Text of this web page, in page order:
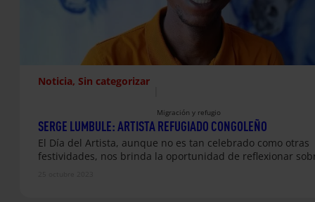
Noticia, Sin categorizar
Migración y refugio
SERGE LUMBULE: ARTISTA REFUGIADO CONGOLEÑO
El Día del Artista, aunque no es tan celebrado como otras
festividades, nos brinda la oportunidad de reflexionar